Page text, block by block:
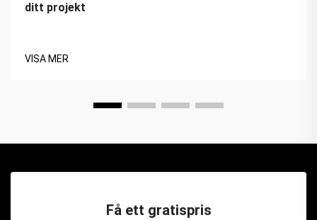
ditt projekt
VISA MER
Få ett gratispris